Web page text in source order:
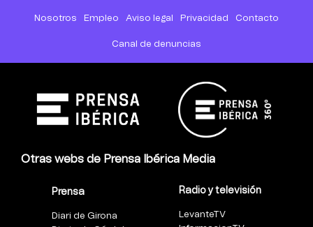
Nosotros Empleo Aviso legal Privacidad Contacto
Canal de denuncias
Otras webs de Prensa Ibérica Media
Prensa
Diari de Girona
Radio y televisión
LevanteTV